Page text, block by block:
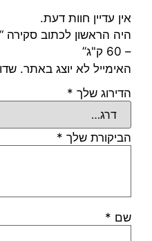
אין עדיין חוות דעת.
– 60 ק"ג”
האימייל לא יוצג באתר.
הדירוג שלך *
הביקורת שלך *
שם *